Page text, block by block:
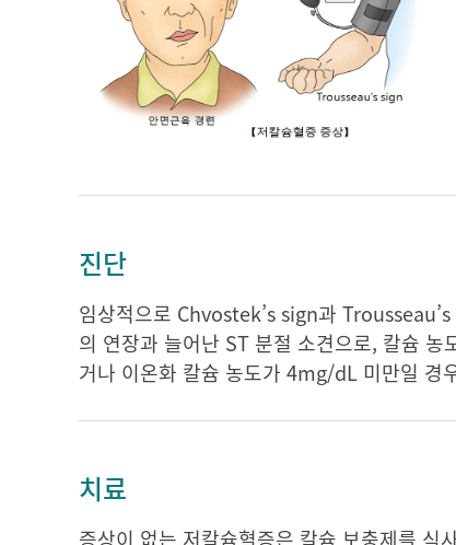
진단
임상적으로 Chvostek’s sign과
의 연장과 늘어난 ST 분절 소견으로, 칼슘
거나 이온화 칼슘 농도가 4mg/dL 미만일 경
치료
증상이 없는 저칼슘혈증은 칼슘 보충제를 식